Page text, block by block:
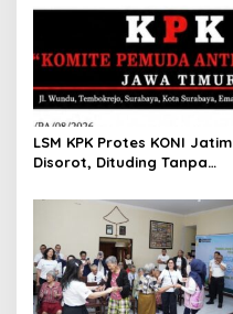
Nasional Baluran
LSM KPK Protes KONI Jatim
Disorot, Dituding Tanpa